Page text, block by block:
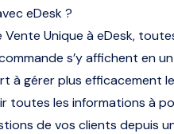
eDesk ?
Unique à eDesk,
s’y affichent en
à gérer plus efficacement
toutes les informations à
de vos clients depuis